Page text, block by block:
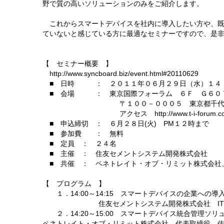
野で質の高いソリューションのみをご紹介します。
これからスマートデバイスを社内に導入したい方や、
ていないと感じている方に最適なセミナーですので、是
【 セミナー概要 】
http://www.syncboard.biz/event.html#20110629
■ 日時 ： ２０１１年０６月２９日（水）１４：
■ 会場 ： 東京国際フォーラム ６Ｆ Ｇ６０
〒１００－０００５ 東京都千代田区丸
アクセス http://www.t-i-forum.co.jp/
■ 申込締切 ： ６月２８日(火) PM１２時まで
■ 参加費 ： 無料
■ 定員 ： ２４名
■ 主催 ： 住友セメントシステム開発株式会社
■ 共催 ： ペネトレイト・オブ・リミット株式会社
【 プログラム 】
１．14:00～14:15 スマートデバイスの企業への導入
住友セメントシステム開発株式会社 ITソ
２．14:20～15:00 スマートデバイス統合